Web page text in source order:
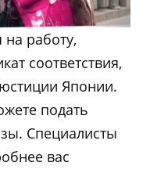
на работу,
соответствия,
Японии.
подать
Специалисты
вас